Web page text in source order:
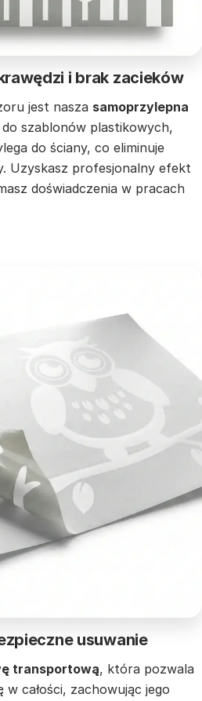
i brak zacieków
jest nasza samoprzylepna
szablonów plastikowych,
do ściany, co eliminuje
Uzyskasz profesjonalny efekt
doświadczenia w pracach
usuwanie
transportową, która pozwala
całości, zachowując jego